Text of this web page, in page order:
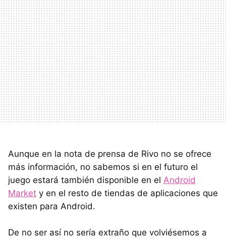
Aunque en la nota de prensa de Rivo no se ofrece
más información, no sabemos si en el futuro el
juego estará también disponible en el Android
Market y en el resto de tiendas de aplicaciones que
existen para Android.
De no ser así no sería extraño que volviésemos a